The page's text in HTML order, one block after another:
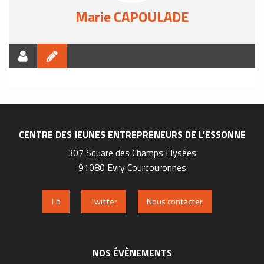
Marie CAPOULADE
CENTRE DES JEUNES ENTREPRENEURS DE L’ESSONNE
307 Square des Champs Elysées
91080 Evry Courcouronnes
Fb Twitter Nous contacter
NOS ÉVÈNEMENTS